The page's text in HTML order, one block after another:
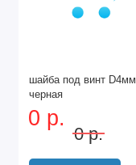
шайба под винт D4мм
черная
0 р.
0 р.